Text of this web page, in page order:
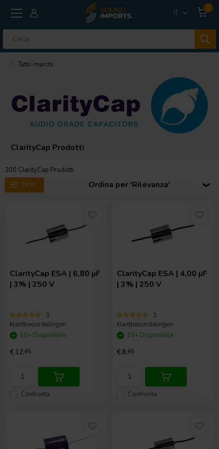
IT
0
Tutti i marchi
ClarityCap Prodotti
200 ClarityCap Prodotti
Filtri
Ordina per 'Rilevanza'
ClarityCap ESA | 6,80 µF
| 3% | 250 V
3
klantbeoordelingen
Confronta
10+ Disponibile
€ 12,45
ClarityCap ESA | 4,00 µF
| 3% | 250 V
3
klantbeoordelingen
Confronta
10+ Disponibile
€ 8,45